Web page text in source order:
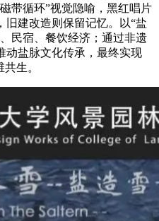
带循环”视觉隐喻，黑红唱片
旧建改造则保留记忆。以“盐
民宿、餐饮经济；通过非遗
动盐脉文化传承，最终实现
生。